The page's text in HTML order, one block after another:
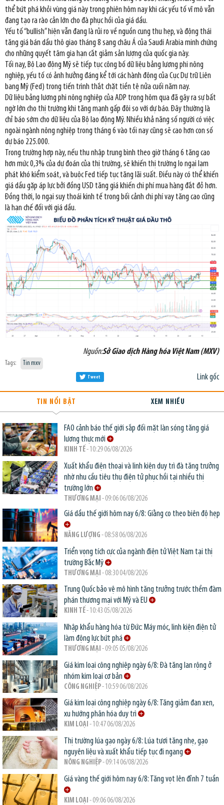
thể bứt phá khỏi vùng giá này trong phiên hôm nay khi các yếu tố vĩ mô vẫn
đang tạo ra rào cản lớn cho đà phục hồi của giá dầu.
Yếu tố “bullish” hiện vẫn đang là rủi ro về nguồn cung thu hẹp, và động thái
tăng giá bán dầu thô giao tháng 8 sang châu Á của Saudi Arabia minh chứng
cho những quyết tâm gia hạn cắt giảm sản lượng của quốc gia này.
Tối nay, Bộ Lao động Mỹ sẽ tiếp tục công bố dữ liệu bảng lương phi nông
nghiệp, yếu tố có ảnh hưởng đáng kể tới các hành động của Cục Dự trữ Liên
bang Mỹ (Fed) trong tiến trình thắt chặt tiền tệ nửa cuối năm nay.
Dữ liệu bảng lương phi nông nghiệp của ADP trong hôm qua đã gây ra sự bất
ngờ lớn cho thị trường khi tăng mạnh gấp đôi so với dự báo. Đây thường là
chỉ báo sớm cho dữ liệu của Bộ lao động Mỹ. Nhiều khả năng số người có việc
ngoài ngành nông nghiệp trong tháng 6 vào tối nay cũng sẽ cao hơn con số
dự báo 225.000.
Trong trường hợp này, nếu thu nhập trung bình theo giờ tháng 6 tăng cao
hơn mức 0,3% của dự đoán của thị trường, sẽ khiến thị trường lo ngại lạm
phát khó kiểm soát, và buộc Fed tiếp tục tăng lãi suất. Điều này có thể khiến
giá dầu gặp áp lực bởi đồng USD tăng giá khiến chi phí mua hàng đắt đỏ hơn.
Đồng thời, lo ngại suy thoái kinh tế trong bối cảnh chi phí vay tăng cao cũng
là hạn chế đối với giá dầu.
Nguồn:Sở Giao dịch Hàng hóa Việt Nam (MXV)
Tags: Tin mxv
Link gốc
Tweet
TIN NỔI BẬT XEM NHIỀU
FAO cảnh báo thế giới sắp đối mặt làn sóng tăng giá
lương thực mới
KINH TẾ- 10:29 06/08/2026
Xuất khẩu điện thoại và linh kiện duy trì đà tăng trưởng
nhờ nhu cầu tiêu thụ điện tử phục hồi tại nhiều thị
trường lớn
THƯƠNG MẠI - 09:06 06/08/2026
Giá dầu thế giới hôm nay 6/8: Giằng co theo biên độ hẹp
NĂNG LƯỢNG - 08:58 06/08/2026
Triển vọng tích cực của ngành điện tử Việt Nam tại thị
trường Bắc Mỹ
THƯƠNG MẠI - 08:30 04/08/2026
Trung Quốc bảo vệ mô hình tăng trưởng trước thềm đàm
phán thương mại với Mỹ và EU
KINH TẾ- 10:43 05/08/2026
Nhập khẩu hàng hóa từ Đức: Máy móc, linh kiện điện tử
làm động lực bứt phá
THƯƠNG MẠI - 09:05 05/08/2026
Giá kim loại công nghiệp ngày 6/8: Đà tăng lan rộng ở
nhóm kim loại cơ bản
CÔNG NGHIỆP- 10:59 06/08/2026
Giá kim loại công nghiệp ngày 6/8: Tăng giảm đan xen,
xu hướng phân hóa duy trì
KIM LOẠI - 10:47 06/08/2026
Thị trường lúa gạo ngày 6/8: Lúa tươi tăng nhẹ, gạo
nguyên liệu và xuất khẩu tiếp tục đi ngang
NÔNG NGHIỆP- 09:14 06/08/2026
Giá vàng thế giới hôm nay 6/8: Tăng vọt lên đỉnh 7 tuần
KIM LOẠI - 09:06 06/08/2026